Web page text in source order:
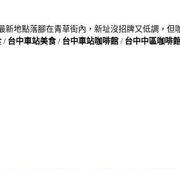
新地點落腳在青草街內，新址沒招牌又低調，
/ 台中車站美食/ 台中車站咖啡館 / 台中中區咖啡